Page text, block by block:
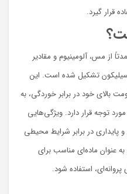
قرار گیرد.
از مس، آلومینیوم و مقادیر
سیلیکون تشکیل شده است. این
بالای خود در برابر خوردگی، به
توجه قرار دارد. ویژگی‌هایی
در برابر شرایط محیطی
عنوان ماده‌ای مناسب برای
استفاده شود.